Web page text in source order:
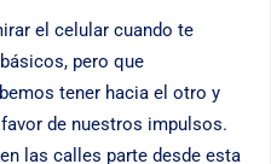
el celular cuando te
pero que
tener hacia el otro y
de nuestros impulsos.
las calles parte desde esta